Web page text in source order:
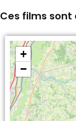
Ces films
+
−